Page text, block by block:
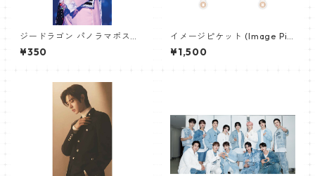
ジードラゴン パノラマポスタ
ー (GD Poster) 700*330mm
【GD 10】
¥350
イメージピケット (Image Pic
ket) うちわ - 防弾少年団 (BTS
_05)
¥1,500